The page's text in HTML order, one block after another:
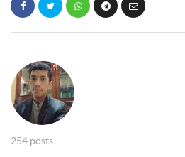
254 posts